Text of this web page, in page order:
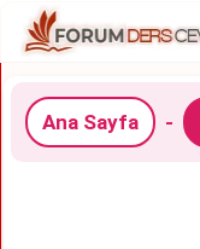
Ana Sayfa -